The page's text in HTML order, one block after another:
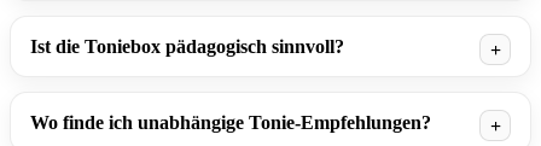
Ist die Toniebox pädagogisch sinnvoll?
Wo finde ich unabhängige Tonie-Empfehlungen?